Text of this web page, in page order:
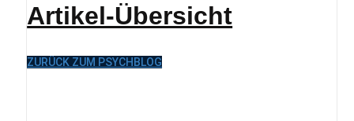
Artikel-Übersicht
ZURÜCK ZUM PSYCHBLOG